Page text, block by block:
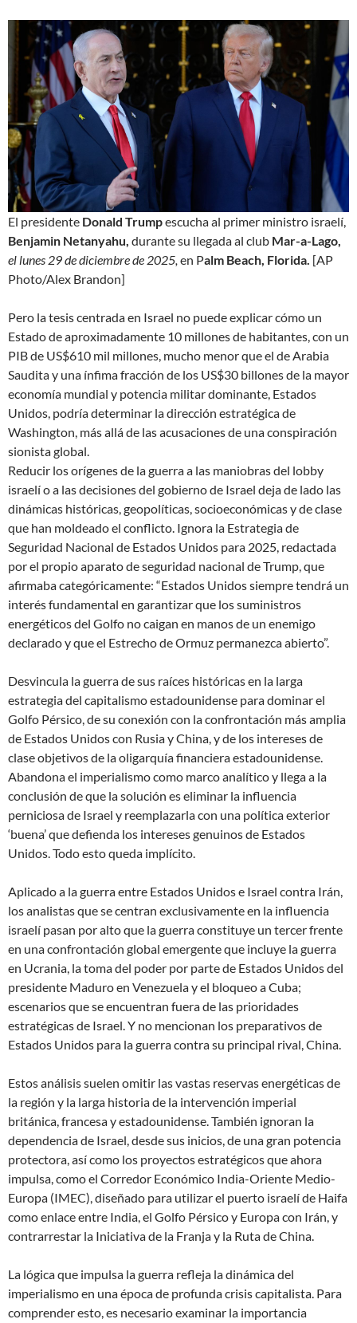
El presidente Donald Trumpescucha al primer ministro israelí,
Benjamin Netanyahu, durante su llegada al club Mar-a-Lago,
el lunes 29 de diciembre de 2025, en Palm Beach, Florida. [AP
Photo/Alex Brandon]
Pero la tesis centrada en Israel no puede explicar cómo un
Estado de aproximadamente 10 millones de habitantes, con un
PIB de US$610 mil millones, mucho menor que el de Arabia
Saudita y una ínfima fracción de los US$30 billones de la mayor
economía mundial y potencia militar dominante, Estados
Unidos, podría determinar la dirección estratégica de
Washington, más allá de las acusaciones de una conspiración
sionista global.
Reducir los orígenes de la guerra a las maniobras del lobby
israelí o a las decisiones del gobierno de Israel deja de lado las
dinámicas históricas, geopolíticas, socioeconómicas y de clase
que han moldeado el conflicto. Ignora la Estrategia de
Seguridad Nacional de Estados Unidos para 2025, redactada
por el propio aparato de seguridad nacional de Trump, que
afirmaba categóricamente: “Estados Unidos siempre tendrá un
interés fundamental en garantizar que los suministros
energéticos del Golfo no caigan en manos de un enemigo
declarado y que el Estrecho de Ormuz permanezca abierto”.
Desvincula la guerra de sus raíces históricas en la larga
estrategia del capitalismo estadounidense para dominar el
Golfo Pérsico, de su conexión con la confrontación más amplia
de Estados Unidos con Rusia y China, y de los intereses de
clase objetivos de la oligarquía financiera estadounidense.
Abandona el imperialismo como marco analítico y llega a la
conclusión de que la solución es eliminar la influencia
perniciosa de Israel y reemplazarla con una política exterior
‘buena’ que defienda los intereses genuinos de Estados
Unidos. Todo esto queda implícito.
Aplicado a la guerra entre Estados Unidos e Israel contra Irán,
los analistas que se centran exclusivamente en la influencia
israelí pasan por alto que la guerra constituye un tercer frente
en una confrontación global emergente que incluye la guerra
en Ucrania, la toma del poder por parte de Estados Unidos del
presidente Maduro en Venezuela y el bloqueo a Cuba;
escenarios que se encuentran fuera de las prioridades
estratégicas de Israel. Y no mencionan los preparativos de
Estados Unidos para la guerra contra su principal rival, China.
Estos análisis suelen omitir las vastas reservas energéticas de
la región y la larga historia de la intervención imperial
británica, francesa y estadounidense. También ignoran la
dependencia de Israel, desde sus inicios, de una gran potencia
protectora, así como los proyectos estratégicos que ahora
impulsa, como el Corredor Económico India-Oriente Medio-
Europa (IMEC), diseñado para utilizar el puerto israelí de Haifa
como enlace entre India, el Golfo Pérsico y Europa con Irán, y
contrarrestar la Iniciativa de la Franja y la Ruta de China.
La lógica que impulsa la guerra refleja la dinámica del
imperialismo en una época de profunda crisis capitalista. Para
comprender esto, es necesario examinar la importancia